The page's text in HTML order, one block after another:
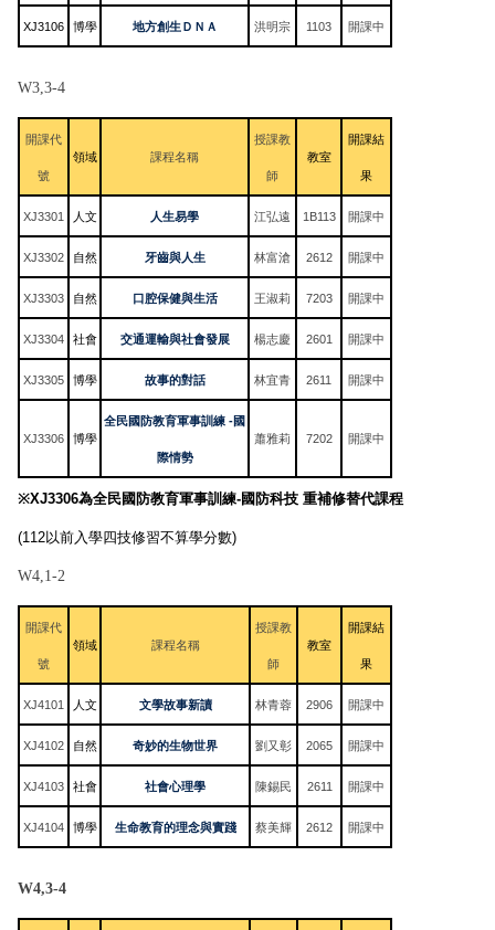
XJ3106 博學 地方創生ＤＮＡ 洪明宗 1103 開課中
W3,3-4
開課代
號
領域 課程名稱
授課教
師
教室
開課結
果
XJ3301 人文 人生易學 江弘遠 1B113 開課中
XJ3302 自然 牙齒與人生 林富滄 2612 開課中
XJ3303 自然 口腔保健與生活 王淑莉 7203 開課中
XJ3304 社會 交通運輸與社會發展 楊志慶 2601 開課中
XJ3305 博學 故事的對話 林宜青 2611 開課中
XJ3306 博學
全民國防教育軍事訓練 -國
際情勢
蕭雅莉 7202 開課中
※XJ3306為全民國防教育軍事訓練-國防科技 重補修替代課程
(112以前入學四技修習不算學分數)
W4,1-2
開課代
號
領域 課程名稱
授課教
師
教室
開課結
果
XJ4101 人文 文學故事新讀 林青蓉 2906 開課中
XJ4102 自然 奇妙的生物世界 劉又彰 2065 開課中
XJ4103 社會 社會心理學 陳錫民 2611 開課中
XJ4104 博學 生命教育的理念與實踐 蔡美輝 2612 開課中
W4,3-4